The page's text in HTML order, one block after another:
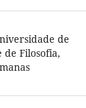
de
de Filosofia,